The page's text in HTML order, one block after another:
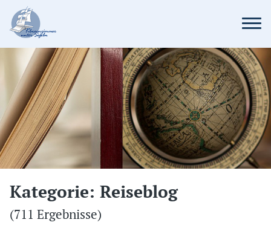
Kategorie: Reiseblog
(711 Ergebnisse)